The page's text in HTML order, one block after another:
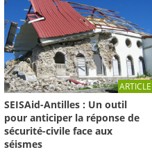
ARTICLE
SEISAid-Antilles : Un outil
pour anticiper la réponse de
sécurité-civile face aux
séismes